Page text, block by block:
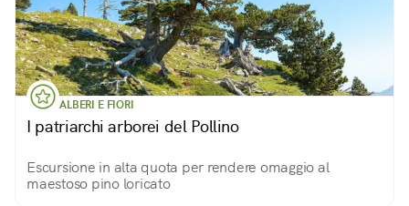
ALBERI E FIORI
I patriarchi arborei del Pollino
Escursione in alta quota per rendere omaggio al
maestoso pino loricato